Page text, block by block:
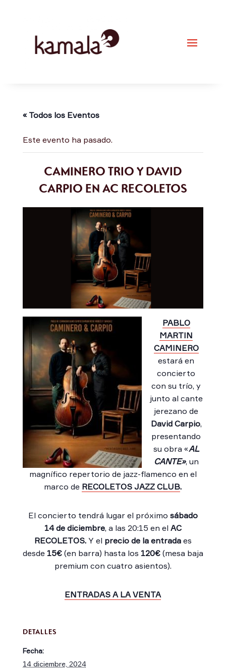
« Todos los Eventos
Este evento ha pasado.
CAMINERO TRIO Y DAVID
CARPIO EN AC RECOLETOS
PABLO
MARTIN
CAMINERO
estará en
concierto
con su trío, y
junto al cante
jerezano de
David Carpio,
presentando
su obra «AL
CANTE», un
magnífico repertorio de jazz-flamenco en el
marco de RECOLETOS JAZZ CLUB.
El concierto tendrá lugar el próximo sábado
14 de diciembre, a las 20:15 en el AC
RECOLETOS.Y el precio de la entradaes
desde15€(en barra) hasta los 120€(mesa baja
premium con cuatro asientos).
ENTRADAS A LA VENTA
DETALLES
Fecha:
14 diciembre, 2024